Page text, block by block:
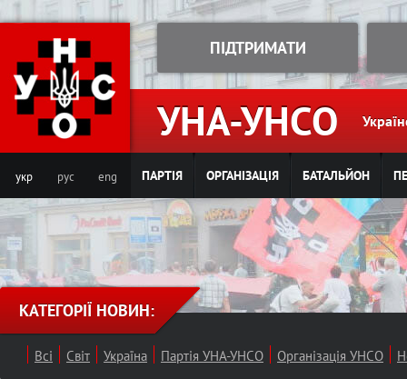
Jump to navigation
УНА-УНСО
ПІДТРИМАТИ
укр рус eng ПАРТІЯ ОРГАНІЗАЦІЯ БАТАЛЬЙОН
КАТЕГОРІЇ НОВИН:
Всі Світ Україна Партія УНА-УНСО Організація УНСО